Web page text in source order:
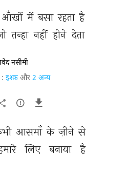
आँखों में बसा रहता है
तन्हा नहीं होने देता
नसीमी
इश्क़ और 2 अन्य
आसमाँ के ज़ीने से
लिए बनाया है